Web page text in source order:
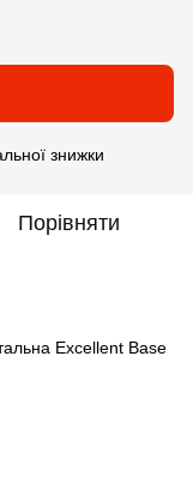
знижки
Порівняти
Excellent Base